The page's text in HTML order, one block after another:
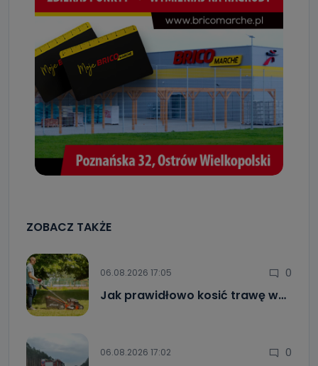
ZOBACZ TAKŻE
06.08.2026 17:05 0
Jak prawidłowo kosić trawę w…
06.08.2026 17:02 0